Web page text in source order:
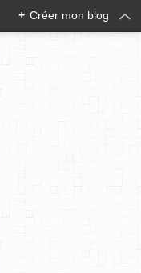
+ Créer mon blog